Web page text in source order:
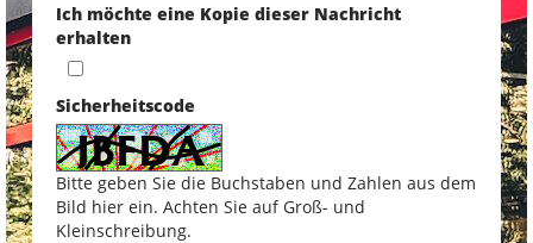
Ich möchte eine Kopie dieser Nachricht
erhalten
Sicherheitscode
Bitte geben Sie die Buchstaben und Zahlen aus dem
Bild hier ein. Achten Sie auf Groß- und
Kleinschreibung.